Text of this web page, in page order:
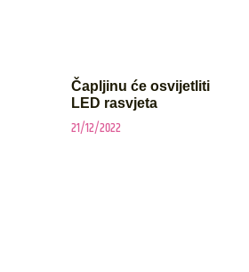
Čapljinu će osvijetliti
LED rasvjeta
21/12/2022